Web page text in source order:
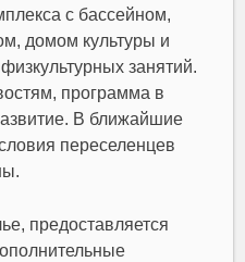
с бассейном,
домом культуры и
занятий.
программа в
В ближайшие
переселенцев
предоставляется